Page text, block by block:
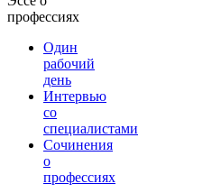
профессиях
Один
рабочий
день
Интервью
со
специалистами
Сочинения
о
профессиях